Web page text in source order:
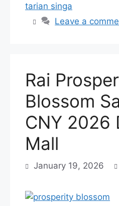
tarian singa
Leave a
Rai
Blossom
CNY 2026
Mall
January 19, 2026